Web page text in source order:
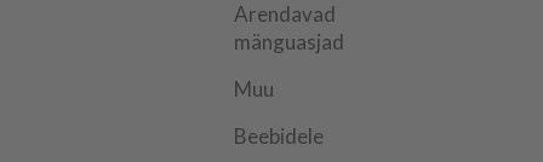
Arendavad
mänguasjad
Muu
Beebidele